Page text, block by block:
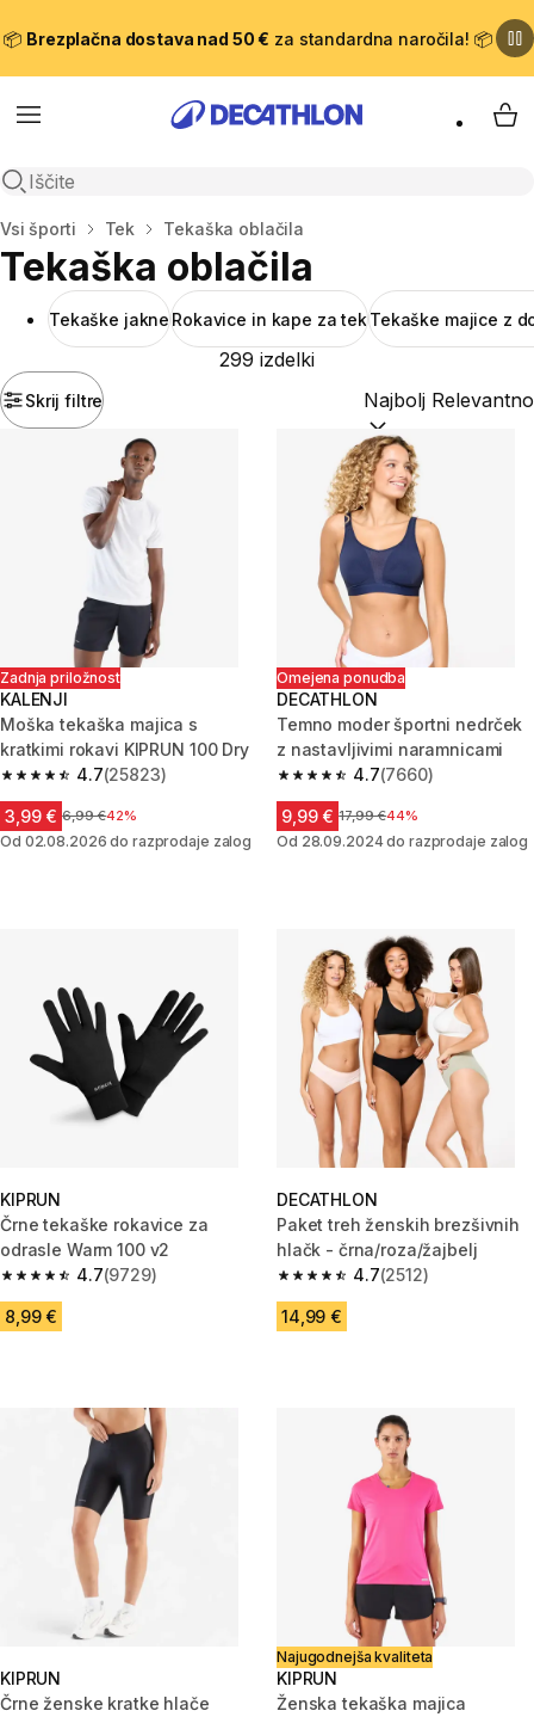
📦 Brezplačna dostava nad 50 € za standardna naročila! 📦
Meni
Odpri iskanje
Domov
Vsi športi Tek Tekaška oblačila
Tekaška oblačila
Tekaške jakne Rokavice in kape za tekTekaške majice z
Skrij filtre
299 izdelki
Razvrsti po:
Zadnja priložnost
KALENJI
Moška tekaška majica s
kratkimi rokavi KIPRUN 100 Dry
4.7
4.7 od 5 zvezdic from 25823 ocene
(25823)
3,99 € Cena pred znižanjem
6,99 €42%
Od 02.08.2026 do razprodaje zalog
Omejena ponudba
DECATHLON
Temno moder športni nedrček
z nastavljivimi naramnicami
4.7
4.7 od 5 zvezdic from 7660
(7660)
9,99 € Cena pred znižanjem
17,99 €44%
Od 28.09.2024 do razprodaje zalog
KIPRUN
Črne tekaške rokavice za
odrasle Warm 100 v2
4.7
4.7 od 5 zvezdic from 9729 ocene
(9729)
8,99 €
DECATHLON
Paket treh ženskih brezšivnih
hlačk - črna/roza/žajbelj
4.7
4.7 od 5 zvezdic from 2512
(2512)
14,99 €
KIPRUN
Črne ženske kratke hlače
Najugodnejša kvaliteta
KIPRUN
Ženska tekaška majica